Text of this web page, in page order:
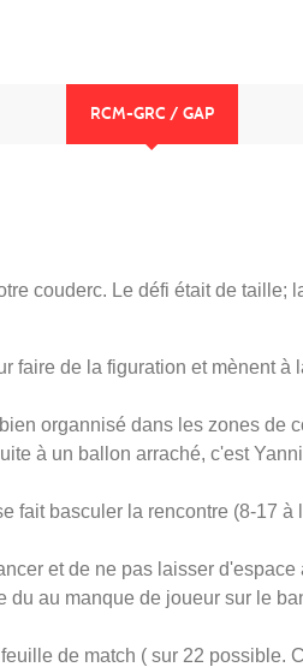
RCM-GRC / GAP
couderc. Le défi était de taille;
faire de la figuration et mènent à
organnisé dans les zones de
à un ballon arraché, c'est
fait basculer la rencontre (8-17 à
et de ne pas laisser
du au manque de joueur sur le
de match ( sur 22 possible.